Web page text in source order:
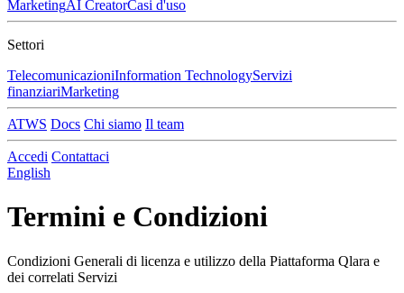
MarketingAI CreatorCasi d'uso
Settori
TelecomunicazioniInformation TechnologyServizi
finanziariMarketing
ATWS Docs Chi siamo Il team
Accedi Contattaci
English
Termini e Condizioni
Condizioni Generali di licenza e utilizzo della Piattaforma Qlara e
dei correlati Servizi